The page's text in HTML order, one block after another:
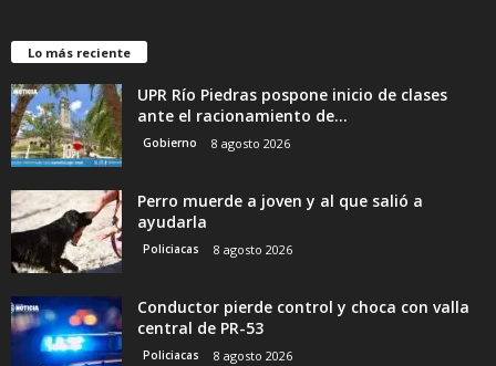
Lo más reciente
UPR Río Piedras pospone inicio de clases
ante el racionamiento de...
Gobierno 8 agosto 2026
Perro muerde a joven y al que salió a
ayudarla
Policiacas 8 agosto 2026
Conductor pierde control y choca con valla
central de PR-53
Policiacas 8 agosto 2026